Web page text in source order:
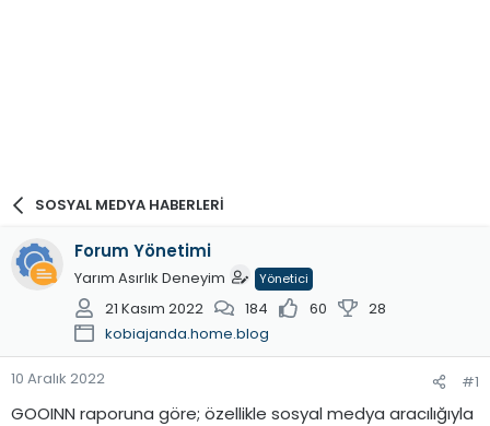
SOSYAL MEDYA HABERLERİ
Forum Yönetimi
Yarım Asırlık Deneyim Yönetici
21 Kasım 2022 184 60
28
kobiajanda.home.blog
10 Aralık 2022 #1
GOOINN raporuna göre; özellikle sosyal medya aracılığıyla